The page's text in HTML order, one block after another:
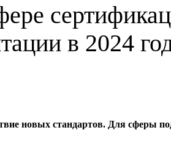
в 2024
новых стандартов. Для сферы